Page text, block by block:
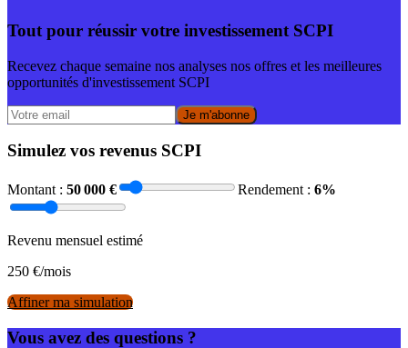
Tout pour réussir votre investissement SCPI
Recevez chaque semaine nos analyses nos offres et les meilleures
opportunités d'investissement SCPI
Je m'abonne
Simulez vos revenus SCPI
Montant : 50 000 € Rendement : 6%
Revenu mensuel estimé
250 €/mois
Affiner ma simulation
Vous avez des questions ?